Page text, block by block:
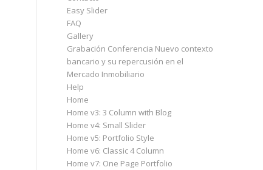
Easy Slider
FAQ
Gallery
Grabación Conferencia Nuevo contexto
bancario y su repercusión en el
Mercado Inmobiliario
Help
Home
Home v3: 3 Column with Blog
Home v4: Small Slider
Home v5: Portfolio Style
Home v6: Classic 4 Column
Home v7: One Page Portfolio